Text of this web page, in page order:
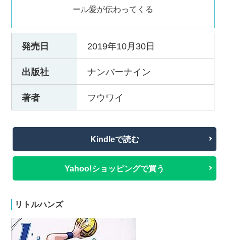
ール愛が伝わってくる
発売日 2019年10月30日
出版社 ナンバーナイン
著者 フウワイ
Kindleで読む
Yahoo!ショッピングで買う
リトルハンズ